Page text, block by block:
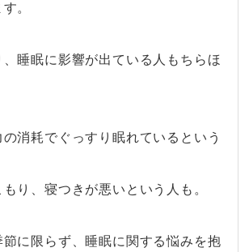
。
睡眠に影響が出ている人もちらほ
消耗でぐっすり眠れているという
り、寝つきが悪いという人も。
節に限らず、睡眠に関する悩みを抱